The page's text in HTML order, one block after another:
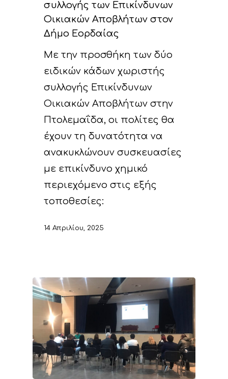
συλλογής των Επικίνδυνων
Οικιακών Αποβλήτων στον
Δήμο Εορδαίας
Με την προσθήκη των δύο
ειδικών κάδων χωριστής
συλλογής Επικίνδυνων
Οικιακών Αποβλήτων στην
Πτολεμαΐδα, οι πολίτες θα
έχουν τη δυνατότητα να
ανακυκλώνουν συσκευασίες
με επικίνδυνο χημικό
περιεχόμενο στις εξής
τοποθεσίες:
14 Απριλίου, 2025